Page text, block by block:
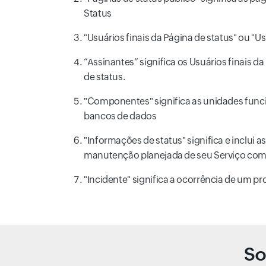
Status
"Usuários finais da Página de status" ou
“Assinantes” significa os Usuários finais
de status.
"Componentes" significa as unidades
bancos de dados
"Informações de status" significa e inclui
manutenção planejada de seu Serviço
"Incidente" significa a ocorrência de um